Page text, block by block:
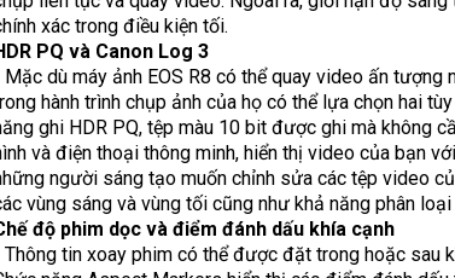
xác trong điều kiện tối.
PQ và Canon Log 3
Mặc dù máy ảnh EOS R8 có thể quay video ấn
hành trình chụp ảnh của họ có thể lựa chọn hai
ghi HDR PQ, tệp màu 10 bit được ghi mà không
và điện thoại thông minh, hiển thị video của bạn
người sáng tạo muốn chỉnh sửa các tệp video
vùng sáng và vùng tối cũng như khả năng phân
độ phim dọc và điểm đánh dấu khía cạnh
Thông tin xoay phim có thể được đặt trong hoặc sau